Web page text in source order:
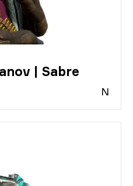
| Sabre
N